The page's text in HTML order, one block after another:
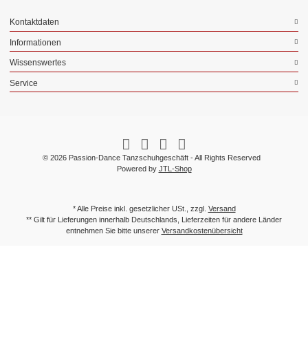
Kontaktdaten
Informationen
Wissenswertes
Service
© 2026 Passion-Dance Tanzschuhgeschäft - All Rights Reserved
Powered by JTL-Shop
* Alle Preise inkl. gesetzlicher USt., zzgl. Versand
** Gilt für Lieferungen innerhalb Deutschlands, Lieferzeiten für andere Länder
entnehmen Sie bitte unserer Versandkostenübersicht